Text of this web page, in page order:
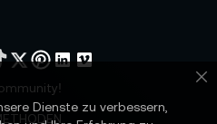
Dienste zu verbessern,